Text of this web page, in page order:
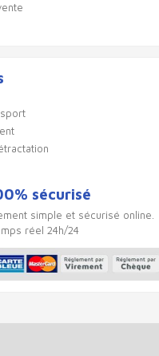
sécurisé
simple et sécurisé online.
réel 24h/24